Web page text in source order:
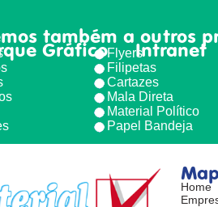
Gráfico Intranet
também a outros
Flyers
Filipetas
Cartazes
Mala Direta
Material Político
Papel Bandeja
Home